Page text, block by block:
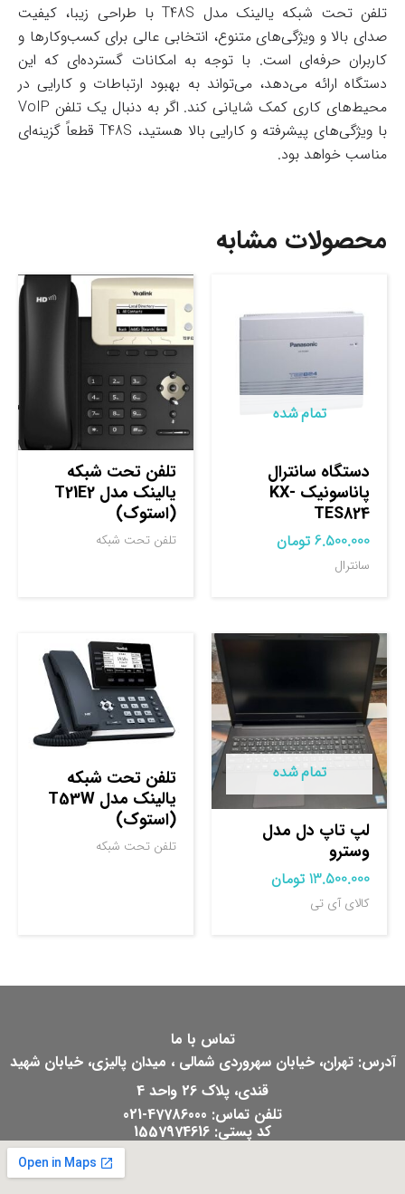
تلفن تحت شبکه یالینک مدل T48S با طراحی زیبا، کیفیت
صدای بالا و ویژگی‌های متنوع، انتخابی عالی برای کسب‌وکارها و
کاربران حرفه‌ای است. با توجه به امکانات گسترده‌ای که این
دستگاه ارائه می‌دهد، می‌تواند به بهبود ارتباطات و کارایی در
محیط‌های کاری کمک شایانی کند. اگر به دنبال یک تلفن VoIP
با ویژگی‌های پیشرفته و کارایی بالا هستید، T48S قطعاً گزینه‌ای
مناسب خواهد بود.
محصولات مشابه
تمام شده
دستگاه سانترال
پاناسونیک KX-
TES824
6.500.000 تومان
سانترال
تلفن تحت شبکه
یالینک مدل T21E2
(استوک)
تلفن تحت شبکه
تمام شده
لپ تاپ دل مدل
وسترو
13.500.000 تومان
کالای آی تی
تلفن تحت شبکه
یالینک مدل T53W
(استوک)
تلفن تحت شبکه
تماس با ما
آدرس: تهران، خیابان سهروردی شمالی ، میدان پالیزی، خیابان شهید
قندی، پلاک 26 واحد 4
تلفن تماس: 47786000-021
کد پستی: 1557974616